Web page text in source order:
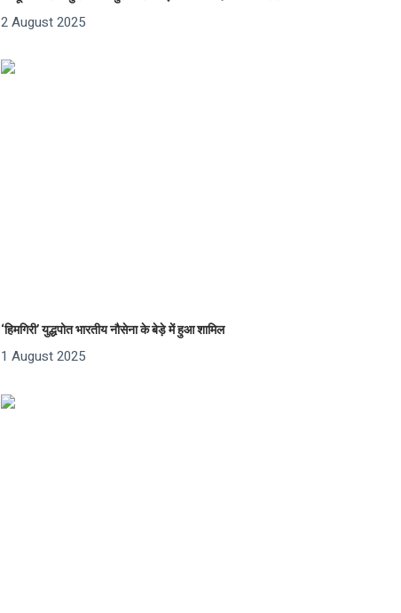
2 August 2025
‘हिमगिरी’ युद्धपोत भारतीय नौसेना के बेड़े में हुआ शामिल
1 August 2025